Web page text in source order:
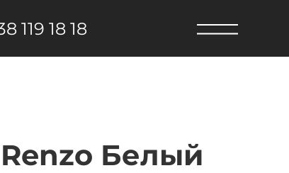
119 18 18
Белый